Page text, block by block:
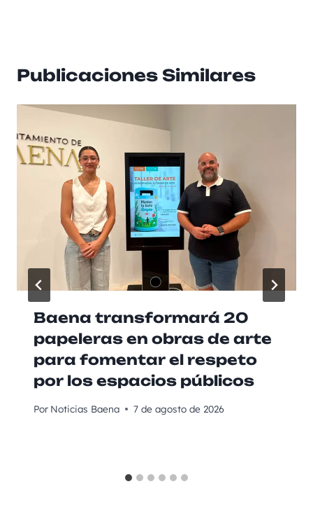
Publicaciones Similares
Baena transformará 20
papeleras en obras de arte
para fomentar el respeto
por los espacios públicos
Por Noticias Baena 7 de agosto de 2026